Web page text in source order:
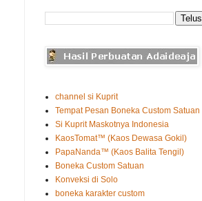
channel si Kuprit
Tempat Pesan Boneka Custom Satuan
Si Kuprit Maskotnya Indonesia
KaosTomat™ (Kaos Dewasa Gokil)
PapaNanda™ (Kaos Balita Tengil)
Boneka Custom Satuan
Konveksi di Solo
boneka karakter custom